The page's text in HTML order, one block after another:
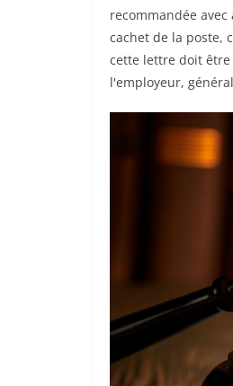
recommandée
cachet de la poste,
cette lettre doit être
l'employeur,